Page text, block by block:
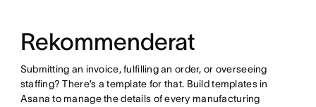
Rekommenderat
Submitting an invoice, fulfilling an order, or overseeing
staffing? There’s a template for that. Build templates in
Asana to manage the details of every manufacturing